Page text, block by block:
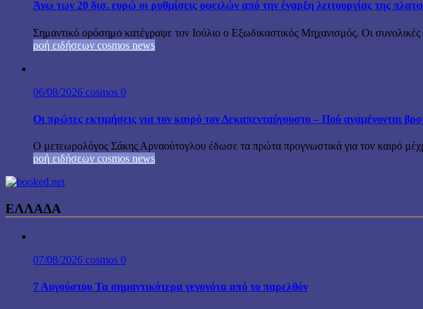
Άνω των 20 δισ. ευρώ οι ρυθμίσεις οφειλών από την έναρξη λειτουργίας της
Σημαντικό ορόσημο κατέγραψε τον Ιούλιο ο Εξωδικαστικός Μηχανισμός. Οι
ροή ειδήσεων cosmos news
06/08/2026 cosmos 0
Οι πρώτες εκτιμήσεις για τον καιρό τον Δεκαπενταύγουστο – Πού αναμένονται
Ο μετεωρολόγος Σάκης Αρναούτογλου έδωσε τα πρώτα προγνωστικά για τον καιρό
ροή ειδήσεων cosmos news
ΕΛΛΑΔΑ
07/08/2026 cosmos 0
7 Αυγούστου Τα σημαντικότερα γεγονότα από το παρελθόν